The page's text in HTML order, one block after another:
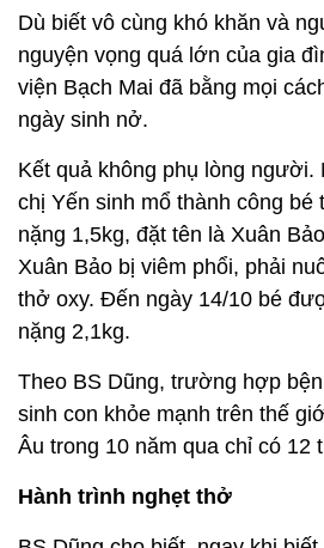
Dù biết vô cùng khó khăn và
nguyện vọng quá lớn của gia
viện Bạch Mai đã bằng mọi
ngày sinh nở.
Kết quả không phụ lòng người.
chị Yến sinh mổ thành công bé
nặng 1,5kg, đặt tên là Xuân
Xuân Bảo bị viêm phổi, phải
thở oxy. Đến ngày 14/10 bé
nặng 2,1kg.
Theo BS Dũng, trường hợp
sinh con khỏe mạnh trên thế
Âu trong 10 năm qua chỉ có 12
Hành trình nghẹt thở